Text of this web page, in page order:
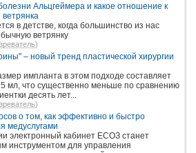
Альцгеймера и какое отношение к
в детстве, когда большинство из нас
ветрянку
)
– новый тренд пластической хирургии
импланта в этом подходе составляет
мл, что существенно меньше по сравнению
десять лет...
)
о том, как эффективно и быстро
медуслугами
электронный кабинет ЕСОЗ станет
инструментом для управления